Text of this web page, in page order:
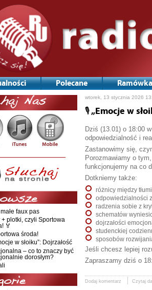
Polecane Ramówka
Nas
faux pas
+ plotki, czyli Sportowa
🏅
środa!
w słoiku”: Dojrzałość
– co to znaczy być
dorosłym?
wtorek, 13 stycznia 2026
🎙️ „Emocje w
Dziś (13.01) o 18:00
odpowiedzialność i
Zastanowimy się,
Porozmawiamy o
funkcjonujemy na co
Dotkniemy także:
różnicy między
odpowiedzialności
radzenia sobie z
schematów
dojrzałości
studenckiej
sposobów
Jeśli chcesz lepiej
Zapraszamy dziś o
Dodaj komentarz Czytaj
Nawigacja
po
wpisach